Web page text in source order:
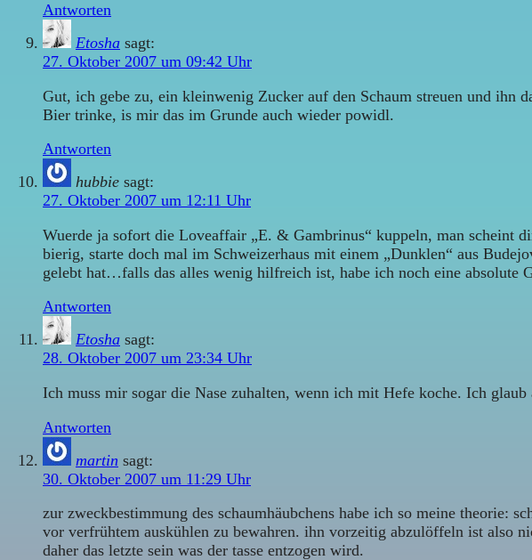
Antworten
Etosha sagt:
27. Oktober 2007 um 09:42 Uhr
Gut, ich gebe zu, ein kleinwenig Zucker auf den Schaum streuen und ihn
Bier trinke, is mir das im Grunde auch wieder powidl.
Antworten
hubbie sagt:
27. Oktober 2007 um 12:11 Uhr
Wuerde ja sofort die Loveaffair „E. & Gambrinus“ kuppeln, man scheint
bierig, starte doch mal im Schweizerhaus mit einem „Dunklen“ aus
gelebt hat…falls das alles wenig hilfreich ist, habe ich noch eine absolute
Antworten
Etosha sagt:
28. Oktober 2007 um 23:34 Uhr
Ich muss mir sogar die Nase zuhalten, wenn ich mit Hefe koche. Ich
Antworten
martin sagt:
30. Oktober 2007 um 11:29 Uhr
zur zweckbestimmung des schaumhäubchens habe ich so meine theorie:
vor verfrühtem auskühlen zu bewahren. ihn vorzeitig abzulöffeln ist also
daher das letzte sein was der tasse entzogen wird.